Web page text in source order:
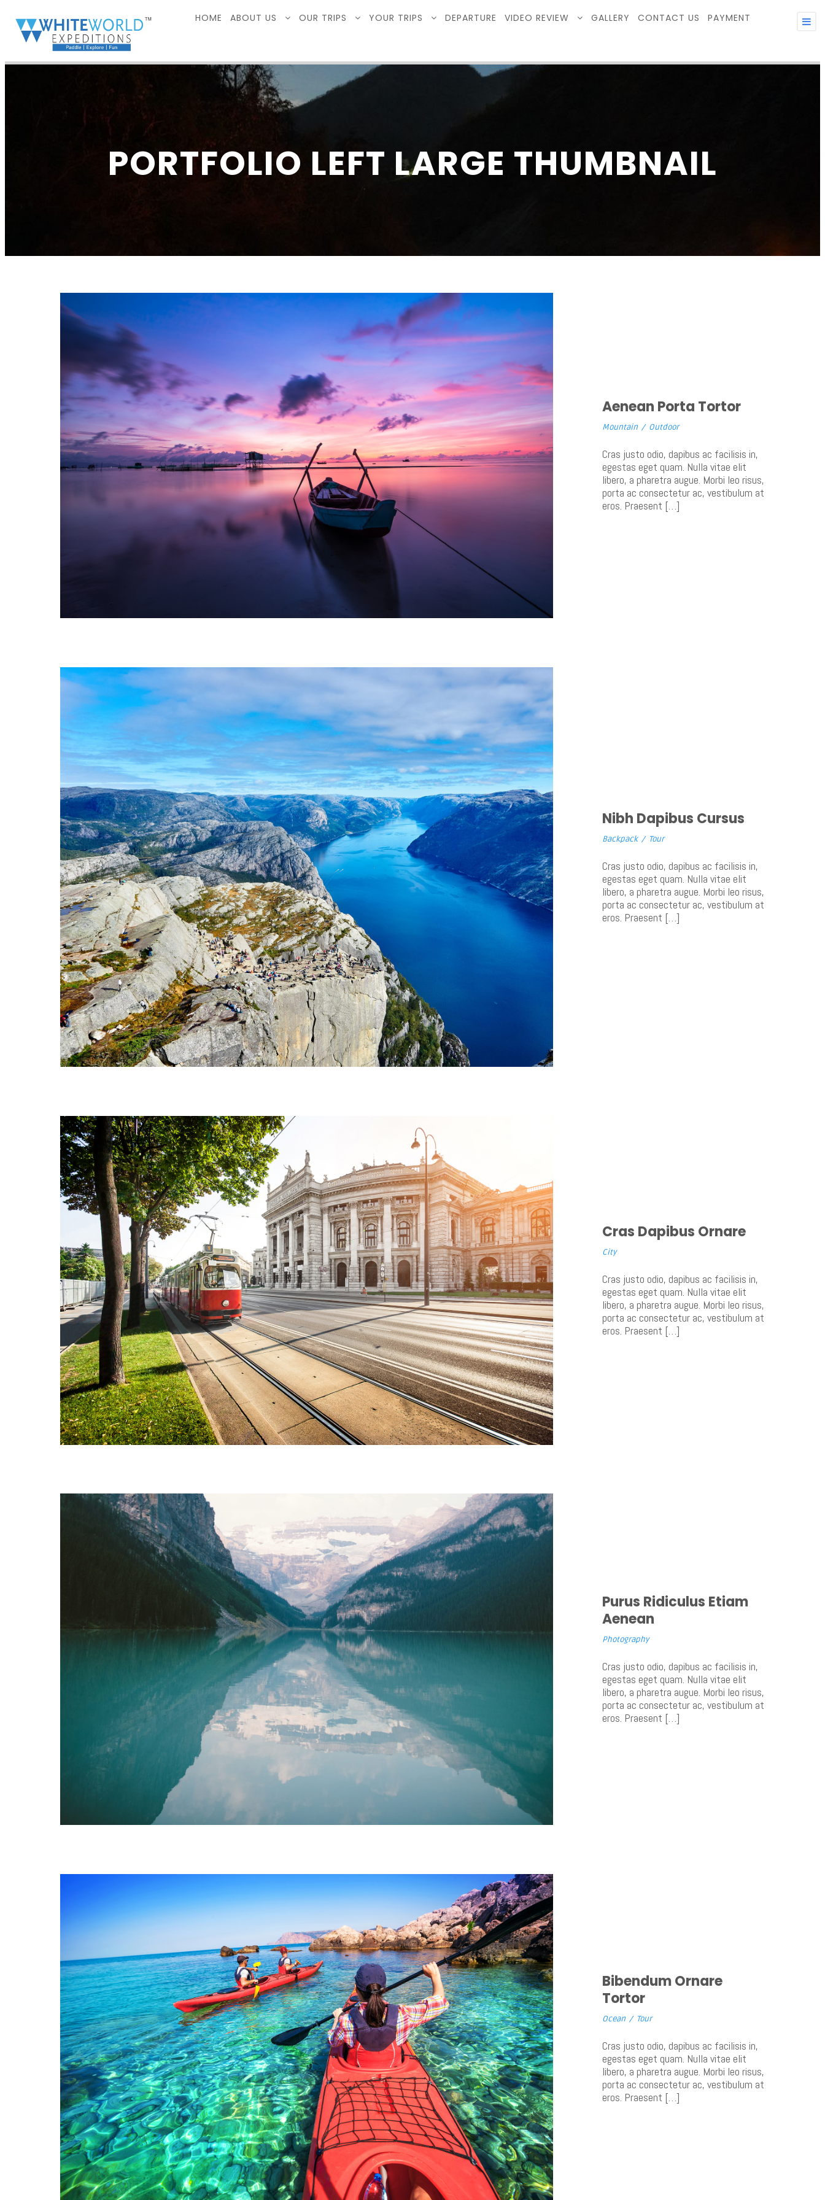
HOME ABOUT US OUR TRIPS YOUR TRIPS DEPARTURE VIDEO REVIEW GALLERY CONTACT US PAYMENT
PORTFOLIO LEFT LARGE THUMBNAIL
Aenean Porta Tortor
Mountain / Outdoor
Cras justo odio, dapibus ac facilisis in,
egestas eget quam. Nulla vitae elit
libero, a pharetra augue. Morbi leo risus,
porta ac consectetur ac, vestibulum at
eros. Praesent […]
Nibh Dapibus Cursus
Backpack / Tour
Cras justo odio, dapibus ac facilisis in,
egestas eget quam. Nulla vitae elit
libero, a pharetra augue. Morbi leo risus,
porta ac consectetur ac, vestibulum at
eros. Praesent […]
Cras Dapibus Ornare
City
Cras justo odio, dapibus ac facilisis in,
egestas eget quam. Nulla vitae elit
libero, a pharetra augue. Morbi leo risus,
porta ac consectetur ac, vestibulum at
eros. Praesent […]
Purus Ridiculus Etiam
Aenean
Photography
Cras justo odio, dapibus ac facilisis in,
egestas eget quam. Nulla vitae elit
libero, a pharetra augue. Morbi leo risus,
porta ac consectetur ac, vestibulum at
eros. Praesent […]
Bibendum Ornare
Tortor
Ocean / Tour
Cras justo odio, dapibus ac facilisis in,
egestas eget quam. Nulla vitae elit
libero, a pharetra augue. Morbi leo risus,
porta ac consectetur ac, vestibulum at
eros. Praesent […]